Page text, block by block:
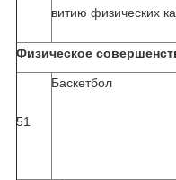
витию физических
Физическое
51
Баскетбол